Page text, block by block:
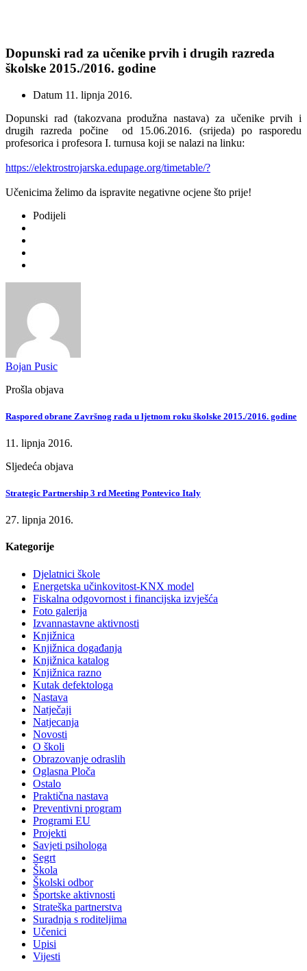
Dopunski rad za učenike prvih i drugih razreda
školske 2015./2016. godine
Datum 11. lipnja 2016.
Dopunski rad (takozvana produžna nastava) za učenike prvih i
drugih razreda počine od 15.06.2016. (srijeda) po rasporedu
profesorica i profesora I. turnusa koji se nalazi na linku:
https://elektrostrojarska.edupage.org/timetable/?
Učenicima želimo da ispravite negativne ocjene što prije!
Podijeli
Bojan Pusic
Prošla objava
Raspored obrane Završnog rada u ljetnom roku školske 2015./2016. godine
11. lipnja 2016.
Sljedeća objava
Strategic Partnership 3 rd Meeting Pontevico Italy
27. lipnja 2016.
Kategorije
Djelatnici škole
Energetska učinkovitost-KNX model
Fiskalna odgovornost i financijska izvješća
Foto galerija
Izvannastavne aktivnosti
Knjižnica
Knjižnica događanja
Knjižnica katalog
Knjižnica razno
Kutak defektologa
Nastava
Natječaji
Natjecanja
Novosti
O školi
Obrazovanje odraslih
Oglasna Ploča
Ostalo
Praktična nastava
Preventivni program
Programi EU
Projekti
Savjeti psihologa
Segrt
Škola
Školski odbor
Športske aktivnosti
Strateška partnerstva
Suradnja s roditeljima
Učenici
Upisi
Vijesti